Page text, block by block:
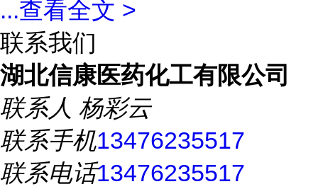
...查看全文 >
联系我们
湖北信康医药化工有限公司
联系人 杨彩云
联系手机13476235517
联系电话13476235517